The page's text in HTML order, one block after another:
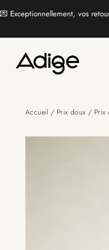
💌 Exceptionnellement, vos
Accueil / Prix doux / Prix